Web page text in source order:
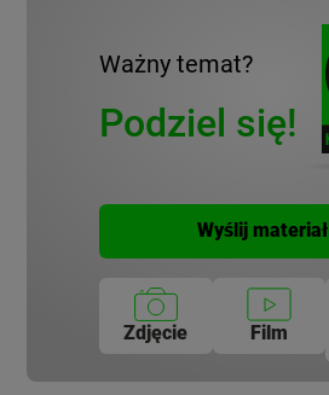
Ważny temat?
Podziel się!
Wyślij materiał
Zdjęcie Film